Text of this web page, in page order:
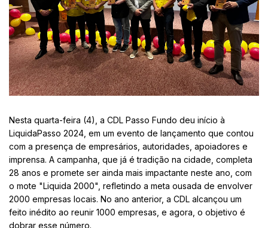
Nesta quarta-feira (4), a CDL Passo Fundo deu início à
LiquidaPasso 2024, em um evento de lançamento que contou
com a presença de empresários, autoridades, apoiadores e
imprensa. A campanha, que já é tradição na cidade, completa
28 anos e promete ser ainda mais impactante neste ano, com
o mote "Liquida 2000", refletindo a meta ousada de envolver
2000 empresas locais. No ano anterior, a CDL alcançou um
feito inédito ao reunir 1000 empresas, e agora, o objetivo é
dobrar esse número.